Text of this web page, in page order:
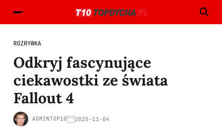
ROZRYWKA
Odkryj fascynujące
ciekawostki ze świata
Fallout 4
ADMINTOP10 2025-11-04